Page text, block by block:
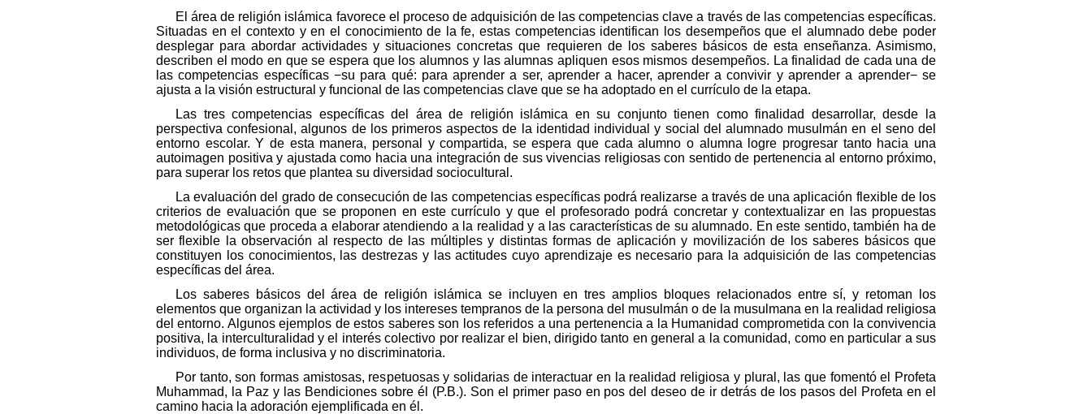
El área de religión islámica favorece el proceso de adquisición de las competencias clave a través de las competencias específicas.
Situadas en el contexto y en el conocimiento de la fe, estas competencias identifican los desempeños que el alumnado debe poder
desplegar para abordar actividades y situaciones concretas que requieren de los saberes básicos de esta enseñanza. Asimismo,
describen el modo en que se espera que los alumnos y las alumnas apliquen esos mismos desempeños. La finalidad de cada una de
las competencias específicas −su para qué: para aprender a ser, aprender a hacer, aprender a convivir y aprender a aprender− se
ajusta a la visión estructural y funcional de las competencias clave que se ha adoptado en el currículo de la etapa.
Las tres competencias específicas del área de religión islámica en su conjunto tienen como finalidad desarrollar, desde la
perspectiva confesional, algunos de los primeros aspectos de la identidad individual y social del alumnado musulmán en el seno del
entorno escolar. Y de esta manera, personal y compartida, se espera que cada alumno o alumna logre progresar tanto hacia una
autoimagen positiva y ajustada como hacia una integración de sus vivencias religiosas con sentido de pertenencia al entorno próximo,
para superar los retos que plantea su diversidad sociocultural.
La evaluación del grado de consecución de las competencias específicas podrá realizarse a través de una aplicación flexible de los
criterios de evaluación que se proponen en este currículo y que el profesorado podrá concretar y contextualizar en las propuestas
metodológicas que proceda a elaborar atendiendo a la realidad y a las características de su alumnado. En este sentido, también ha de
ser flexible la observación al respecto de las múltiples y distintas formas de aplicación y movilización de los saberes básicos que
constituyen los conocimientos, las destrezas y las actitudes cuyo aprendizaje es necesario para la adquisición de las competencias
específicas del área.
Los saberes básicos del área de religión islámica se incluyen en tres amplios bloques relacionados entre sí, y retoman los
elementos que organizan la actividad y los intereses tempranos de la persona del musulmán o de la musulmana en la realidad religiosa
del entorno. Algunos ejemplos de estos saberes son los referidos a una pertenencia a la Humanidad comprometida con la convivencia
positiva, la interculturalidad y el interés colectivo por realizar el bien, dirigido tanto en general a la comunidad, como en particular a sus
individuos, de forma inclusiva y no discriminatoria.
Por tanto, son formas amistosas, respetuosas y solidarias de interactuar en la realidad religiosa y plural, las que fomentó el Profeta
Muhammad, la Paz y las Bendiciones sobre él (P.B.). Son el primer paso en pos del deseo de ir detrás de los pasos del Profeta en el
camino hacia la adoración ejemplificada en él.